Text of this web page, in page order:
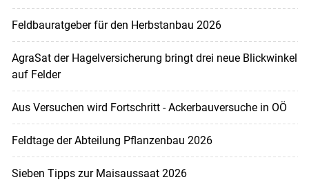
Feldbauratgeber für den Herbstanbau 2026
AgraSat der Hagelversicherung bringt drei neue Blickwinkel
auf Felder
Aus Versuchen wird Fortschritt - Ackerbauversuche in OÖ
Feldtage der Abteilung Pflanzenbau 2026
Sieben Tipps zur Maisaussaat 2026